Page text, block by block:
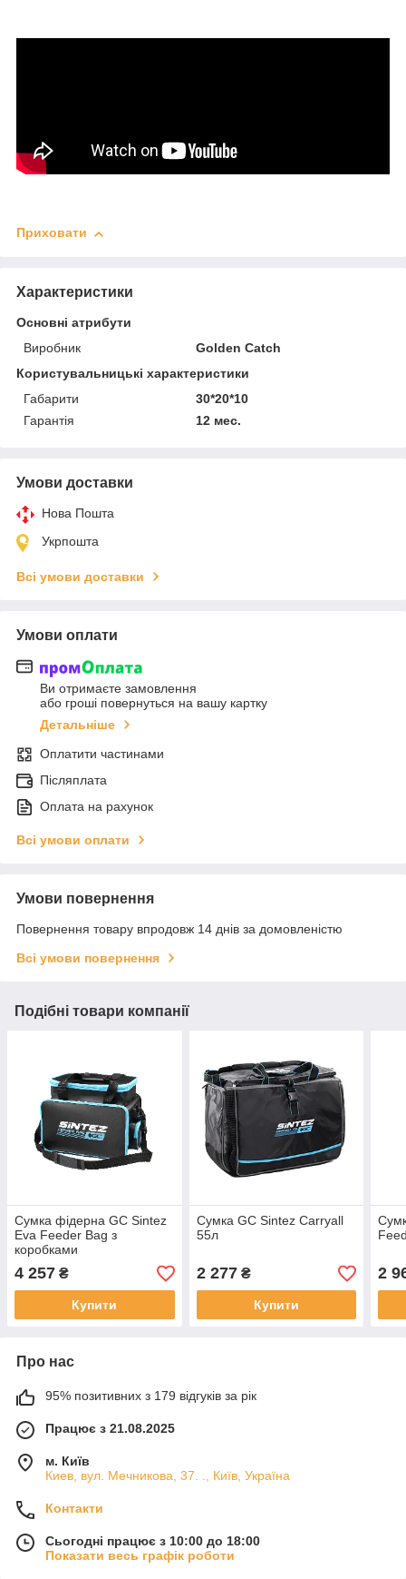
Приховати
Характеристики
Основні атрибути
Виробник
Golden Catch
Користувальницькі характеристики
Габарити
30*20*10
Гарантія
12 мес.
Умови доставки
Нова Пошта
Укрпошта
Всі умови доставки
Умови оплати
Ви отримаєте замовлення
або гроші повернуться на вашу картку
Детальніше
Оплатити частинами
Післяплата
Оплата на рахунок
Всі умови оплати
Умови повернення
Повернення товару впродовж 14 днів за домовленістю
Всі умови повернення
Подібні товари компанії
Сумка фідерна GC Sintez
Eva Feeder Bag з
коробками
4 257 ₴
Купити
Сумка GC Sintez Carryall
55л
2 277₴
Купити
2
Про нас
95% позитивних з 179 відгуків за рік
Працює з 21.08.2025
м. Київ
Киев, вул. Мечникова, 37. ., Київ, Україна
Контакти
Сьогодні працює з 10:00 до 18:00
Показати весь графік роботи